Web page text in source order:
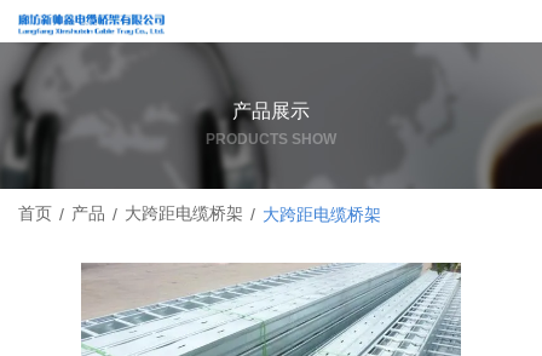
产品展示
PRODUCTS SHOW
首页 / 产品 / 大跨距电缆桥架 / 大跨距电缆桥架